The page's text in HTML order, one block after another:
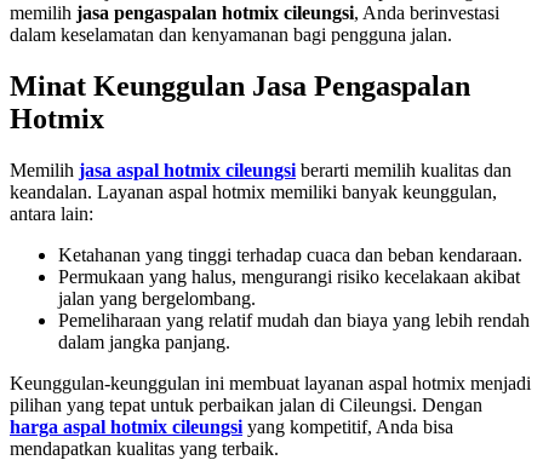
memilih jasa pengaspalan hotmix cileungsi, Anda berinvestasi
dalam keselamatan dan kenyamanan bagi pengguna jalan.
Minat Keunggulan Jasa Pengaspalan
Hotmix
Memilih jasa aspal hotmix cileungsi berarti memilih kualitas dan
keandalan. Layanan aspal hotmix memiliki banyak keunggulan,
antara lain:
Ketahanan yang tinggi terhadap cuaca dan beban kendaraan.
Permukaan yang halus, mengurangi risiko kecelakaan akibat
jalan yang bergelombang.
Pemeliharaan yang relatif mudah dan biaya yang lebih rendah
dalam jangka panjang.
Keunggulan-keunggulan ini membuat layanan aspal hotmix menjadi
pilihan yang tepat untuk perbaikan jalan di Cileungsi. Dengan
harga aspal hotmix cileungsi yang kompetitif, Anda bisa
mendapatkan kualitas yang terbaik.